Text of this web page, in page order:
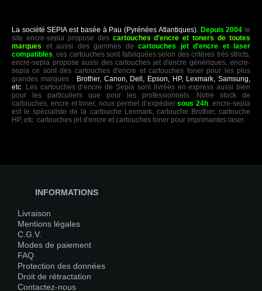
La société SEPIA est basée à Pau (Pyrénées Atlantiques). Depuis 2004 le
site encre-sepia propose des cartouches d'encre et toners de toutes
marques et aussi des gammes de cartouches jet d'encre et laser
compatibles, ces cartouches sont fabriquées selon des critères très stricts,
encre-sepia propose aussi des cartouches jet d'encre génériques. encre-
sepia ce sont des cartouches d'encre et cartouches toner pour les plus
grandes marques : Brother, Canon, Dell, Epson, HP, Lexmark, Samsung,
etc. Les cartouches d’encre de Sepia sont livrées en express aussi bien
pour les particuliers que pour les professionnels. Notre stock de
cartouches, encre et toner, nous permet d’expédiersous 24h. encre-sepia
est le spécialiste de la cartouche Lexmark, cartouche Brother, cartouche
HP, etc. cartouches jet d'encre et cartouches toner pour imprimantes laser.
INFORMATIONS
Livraison
Mentions légales
C.G.V.
Modes de paiement
FAQ
Protection des données
Droit de rétractation
Contactez-nous